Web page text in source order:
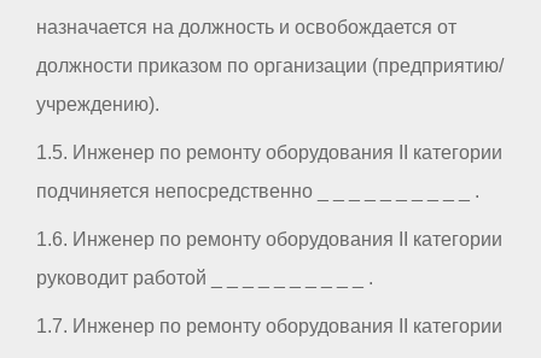
назначается на должность и освобождается от
должности приказом по организации (предприятию/
учреждению).
1.5. Инженер по ремонту оборудования II категории
подчиняется непосредственно _ _ _ _ _ _ _ _ _ _ .
1.6. Инженер по ремонту оборудования II категории
руководит работой _ _ _ _ _ _ _ _ _ _ .
1.7. Инженер по ремонту оборудования II категории